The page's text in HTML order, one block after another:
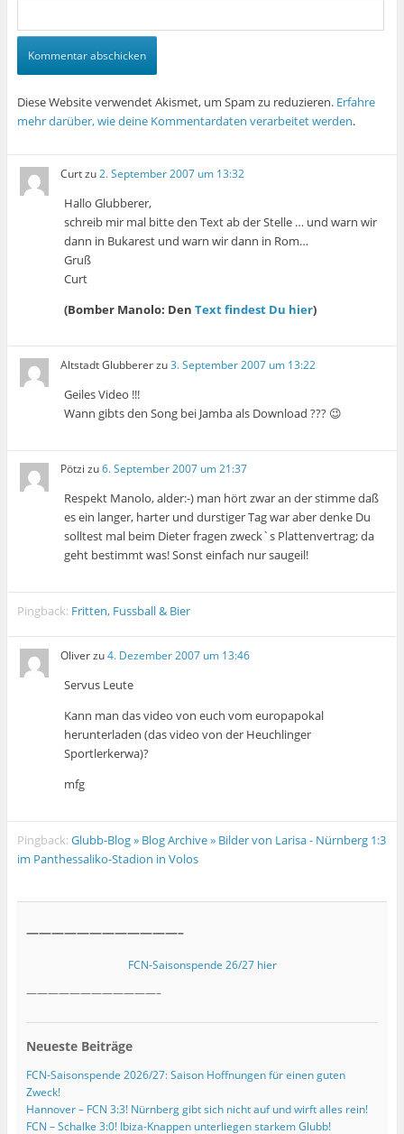
Diese Website verwendet Akismet, um Spam zu reduzieren. Erfahre
mehr darüber, wie deine Kommentardaten verarbeitet werden.
Curtzu2. September 2007 um 13:32
Hallo Glubberer,
schreib mir mal bitte den Text ab der Stelle … und warn wir
dann in Bukarest und warn wir dann in Rom…
Gruß
Curt
(Bomber Manolo: DenText findest Du hier)
Altstadt Glubbererzu3. September 2007 um 13:22
Geiles Video !!!
Wann gibts den Song bei Jamba als Download ??? 😉
Pötzi zu6. September 2007 um 21:37
Respekt Manolo, alder:-) man hört zwar an der stimme daß
es ein langer, harter und durstiger Tag war aber denke Du
solltest mal beim Dieter fragen zweck`s Plattenvertrag; da
geht bestimmt was! Sonst einfach nur saugeil!
Pingback: Fritten, Fussball & Bier
Oliverzu4. Dezember 2007 um 13:46
Servus Leute
Kann man das video von euch vom europapokal
herunterladen (das video von der Heuchlinger
Sportlerkerwa)?
mfg
Pingback:Glubb-Blog » Blog Archive » Bilder von Larisa - Nürnberg 1:3
im Panthessaliko-Stadion in Volos
————————————–
FCN-Saisonspende 26/27 hier
————————————–
Neueste Beiträge
FCN-Saisonspende 2026/27: Saison Hoffnungen für einen guten
Zweck!
Hannover – FCN 3:3! Nürnberg gibt sich nicht auf und wirft alles rein!
FCN – Schalke 3:0! Ibiza-Knappen unterliegen starkem Glubb!